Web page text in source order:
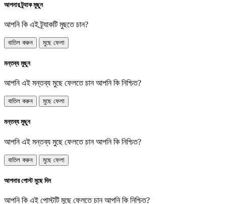
আপনার ট্র্যাক মুছুন
আপনি কি এই ট্র্যাকটি মুছতে চান?
বাতিল করুন মুছে ফেলা
মন্তব্য মুছুন
আপনি এই মন্তব্য মুছে ফেলতে চান আপনি কি নিশ্চিত?
বাতিল করুন মুছে ফেলা
মন্তব্য মুছুন
আপনি এই মন্তব্য মুছে ফেলতে চান আপনি কি নিশ্চিত?
বাতিল করুন মুছে ফেলা
আপনার পোস্ট মুছে দিন
আপনি কি এই পোস্টটি মুছে ফেলতে চান আপনি কি নিশ্চিত?